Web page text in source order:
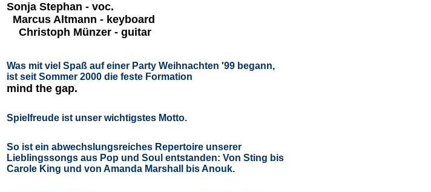
Sonja Stephan - voc.
Marcus Altmann - keyboard
Christoph Münzer - guitar
Was mit viel Spaß auf einer Party Weihnachten '99 begann,
ist seit Sommer 2000 die feste Formation
mind the gap.
Spielfreude ist unser wichtigstes Motto.
So ist ein abwechslungsreiches Repertoire unserer
Lieblingssongs aus Pop und Soul entstanden: Von Sting bis
Carole King und von Amanda Marshall bisAnouk.